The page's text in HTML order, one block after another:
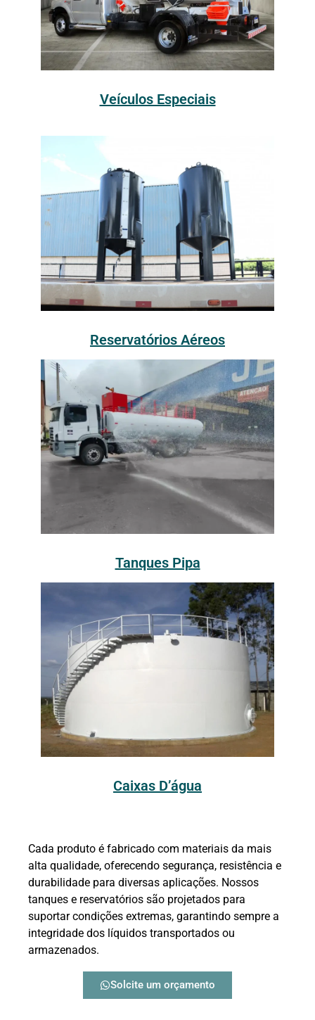
Veículos Especiais
Reservatórios Aéreos
Tanques Pipa
Caixas D’água
Cada produto é fabricado com materiais da mais
alta qualidade, oferecendo segurança, resistência e
durabilidade para diversas aplicações. Nossos
tanques e reservatórios são projetados para
suportar condições extremas, garantindo sempre a
integridade dos líquidos transportados ou
armazenados.
Solcite um orçamento